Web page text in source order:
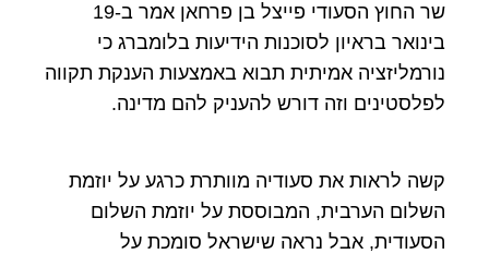
שר החוץ הסעודי פייצל בן פרחאן אמר ב-19
בינואר בראיון לסוכנות הידיעות בלומברג כי
נורמליזציה אמיתית תבוא באמצעות הענקת תקווה
לפלסטינים וזה דורש להעניק להם מדינה.
קשה לראות את סעודיה מוותרת כרגע על יוזמת
השלום הערבית, המבוססת על יוזמת השלום
הסעודית, אבל נראה שישראל סומכת על